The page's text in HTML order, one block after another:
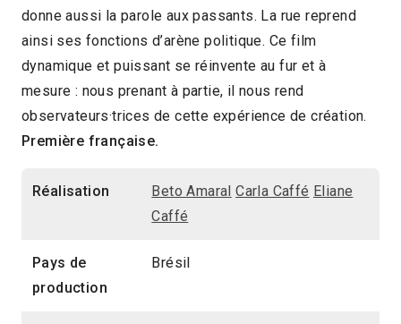
donne aussi la parole aux passants. La rue reprend
ainsi ses fonctions d’arène politique. Ce film
dynamique et puissant se réinvente au fur et à
mesure : nous prenant à partie, il nous rend
observateurs·trices de cette expérience de création.
Première française.
Réalisation Beto Amaral Carla Caffé Eliane
Caffé
Pays de
production
Brésil